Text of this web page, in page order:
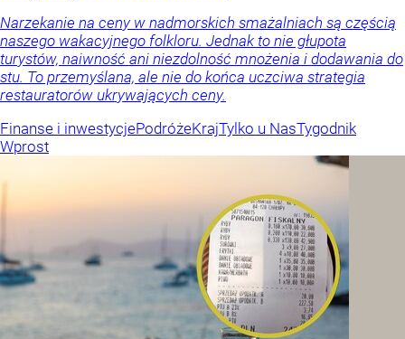
Narzekanie na ceny w nadmorskich smażalniach są częścią
naszego wakacyjnego folkloru. Jednak to nie głupota
turystów, naiwność ani niezdolność mnożenia i dodawania do
stu. To przemyślana, ale nie do końca uczciwa strategia
restauratorów ukrywających ceny.
Finanse i inwestycjePodróżeKrajTylko u NasTygodnik
Wprost